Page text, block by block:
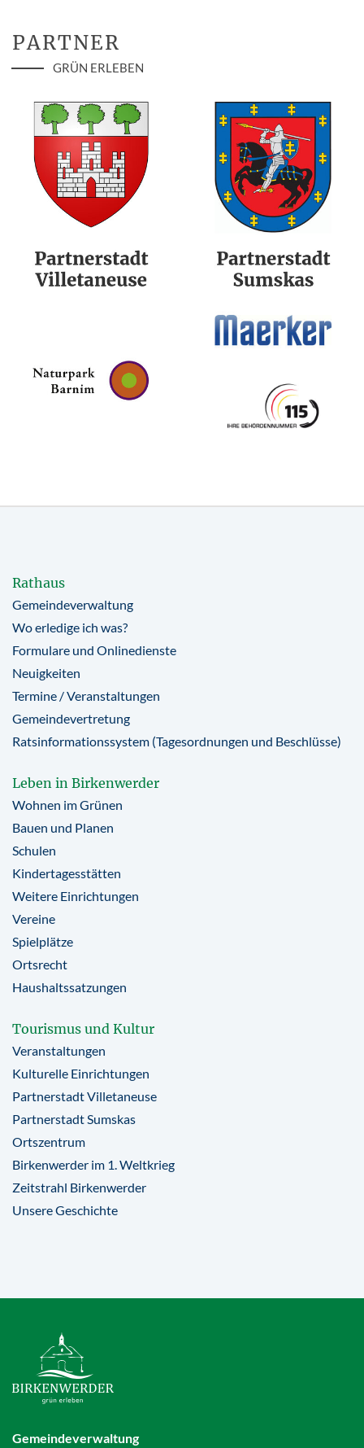
PARTNER
GRÜN ERLEBEN
Rathaus
Gemeindeverwaltung
Wo erledige ich was?
Formulare und Onlinedienste
Neuigkeiten
Termine / Veranstaltungen
Gemeindevertretung
Ratsinformationssystem (Tagesordnungen und Beschlüsse)
Leben in Birkenwerder
Wohnen im Grünen
Bauen und Planen
Schulen
Kindertagesstätten
Weitere Einrichtungen
Vereine
Spielplätze
Ortsrecht
Haushaltssatzungen
Tourismus und Kultur
Veranstaltungen
Kulturelle Einrichtungen
Partnerstadt Villetaneuse
Partnerstadt Sumskas
Ortszentrum
Birkenwerder im 1. Weltkrieg
Zeitstrahl Birkenwerder
Unsere Geschichte
Gemeindeverwaltung